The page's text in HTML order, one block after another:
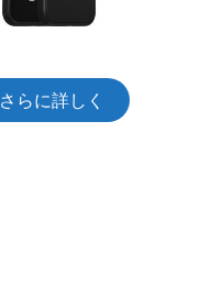
さらに詳しく